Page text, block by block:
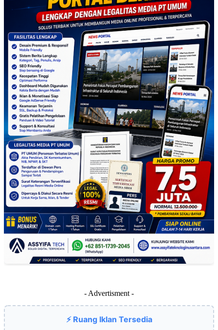
- Advertisment -
⚡ Ruang Iklan Tersedia